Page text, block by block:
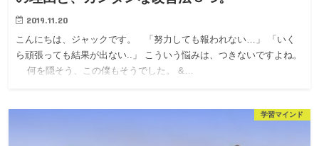
2019.11.20
こんにちは、ジャックです。 「努力しても報われない…」 「いく
ら頑張っても結果が出ない..」 こういう悩みは、つきないですよね。
何を隠そう、この僕もそうでした。 &…
学習マインド